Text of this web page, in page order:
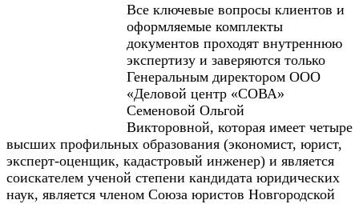
Все ключевые вопросы клиентов и
оформляемые комплекты
документов проходят внутреннюю
экспертизу и заверяются только
Генеральным директором ООО
«Деловой центр «СОВА»
Семеновой Ольгой
Викторовной, которая имеет четыре
высших профильных образования (экономист, юрист,
эксперт-оценщик, кадастровый инженер) и является
соискателем ученой степени кандидата юридических
наук, является членом Союза юристов Новгородской